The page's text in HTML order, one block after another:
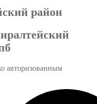
район
авторизованным